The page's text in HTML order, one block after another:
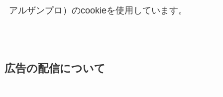
アルザンプロ）のcookieを使用しています。
広告の配信について